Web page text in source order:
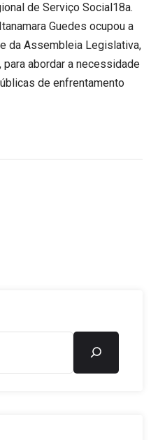
de Serviço Social18a.
Guedes ocupou a
da Assembleia Legislativa,
para abordar a necessidade
de enfrentamento